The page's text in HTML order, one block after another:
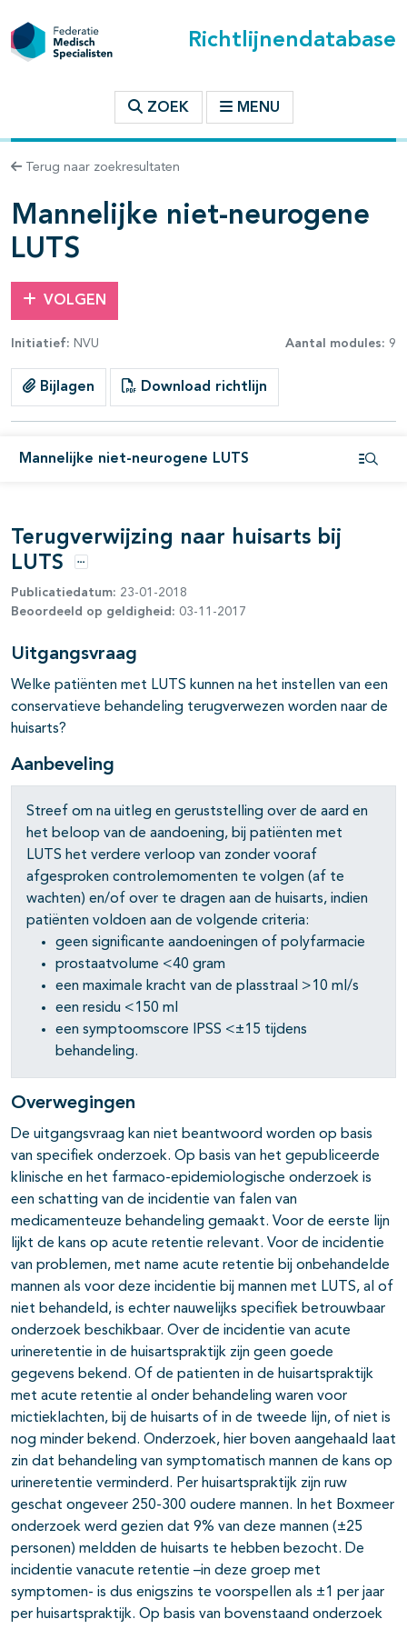
Richtlijnendatabase
ZOEK MENU
Terug naar zoekresultaten
Mannelijke niet-neurogene
LUTS
VOLGEN
Initiatief: NVU Aantal modules: 9
Bijlagen Download richtlijn
Mannelijke niet-neurogene LUTS
binnen deze richtlijn
Terugverwijzing naar huisarts bij
LUTS
Opties
Publicatiedatum: 23-01-2018
Beoordeeld op geldigheid: 03-11-2017
Uitgangsvraag
Welke patiënten met LUTS kunnen na het instellen van een
conservatieve behandeling terugverwezen worden naar de
huisarts?
Aanbeveling
Streef om na uitleg en geruststelling over de aard en
het beloop van de aandoening, bij patiënten met
LUTS het verdere verloop van zonder vooraf
afgesproken controlemomenten te volgen (af te
wachten) en/of over te dragen aan de huisarts, indien
patiënten voldoen aan de volgende criteria:
geen significante aandoeningen of polyfarmacie
prostaatvolume <40 gram
een maximale kracht van de plasstraal >10 ml/s
een residu <150 ml
een symptoomscore IPSS <±15 tijdens
behandeling.
Overwegingen
De uitgangsvraag kan niet beantwoord worden op basis
van specifiek onderzoek. Op basis van het gepubliceerde
klinische en het farmaco-epidemiologische onderzoek is
een schatting van de incidentie van falen van
medicamenteuze behandeling gemaakt. Voor de eerste lijn
lijkt de kans op acute retentie relevant. Voor de incidentie
van problemen, met name acute retentie bij onbehandelde
mannen als voor deze incidentie bij mannen met LUTS, al of
niet behandeld, is echter nauwelijks specifiek betrouwbaar
onderzoek beschikbaar. Over de incidentie van acute
urineretentie in de huisartspraktijk zijn geen goede
gegevens bekend. Of de patienten in de huisartspraktijk
met acute retentie al onder behandeling waren voor
mictieklachten, bij de huisarts of in de tweede lijn, of niet is
nog minder bekend. Onderzoek, hier boven aangehaald laat
zin dat behandeling van symptomatisch mannen de kans op
urineretentie verminderd. Per huisartspraktijk zijn ruw
geschat ongeveer 250-300 oudere mannen. In het Boxmeer
onderzoek werd gezien dat 9% van deze mannen (±25
personen) meldden de huisarts te hebben bezocht. De
incidentie vanacute retentie –in deze groep met
symptomen- is dus enigszins te voorspellen als ±1 per jaar
per huisartspraktijk. Op basis van bovenstaand onderzoek